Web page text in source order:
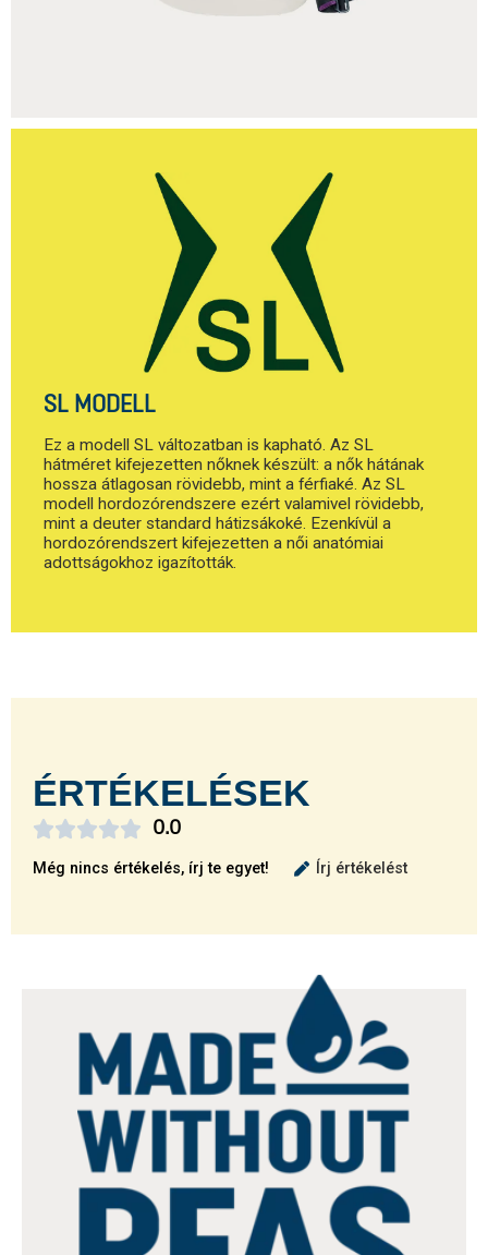
SL MODELL
Ez a modell SL változatban is kapható. Az SL
hátméret kifejezetten nőknek készült: a nők hátának
hossza átlagosan rövidebb, mint a férfiaké. Az SL
modell hordozórendszere ezért valamivel rövidebb,
mint a deuter standard hátizsákoké. Ezenkívül a
hordozórendszert kifejezetten a női anatómiai
adottságokhoz igazították.
ÉRTÉKELÉSEK
0.0

Még nincs értékelés, írj te egyet! Írj értékelést